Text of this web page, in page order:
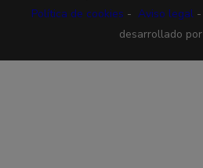
Política de cookies - Aviso legal-
desarrollado por